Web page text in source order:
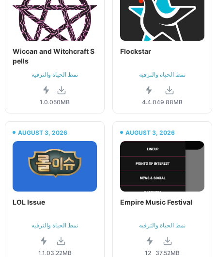
Wiccan and Witchcraft S
pells
نمط الحياة والترفيه
1.0.050MB
Flockstar
نمط الحياة والترفيه
4.4.049.88MB
AUGUST 3, 2026
LOL Issue
نمط الحياة والترفيه
1.1.03.22MB
AUGUST 3, 2026
Empire Music Festival
نمط الحياة والترفيه
12 37.52MB